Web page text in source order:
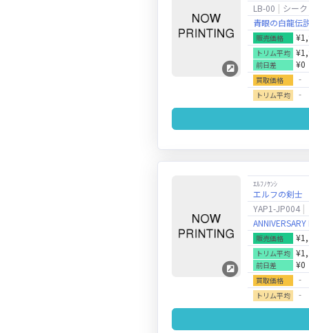
LB-00
シー
青眼の白龍伝
販売価格
トリム平均
前日差 ¥0
買取価格 ‐
トリム平均 ‐
ｴﾙﾌﾉｹﾝｼ
エルフの剣士
YAP1-JP004
ANNIVERSARY
販売価格
トリム平均
前日差 ¥0
買取価格 ‐
トリム平均 ‐